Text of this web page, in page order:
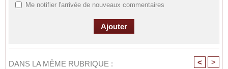
Me notifier l'arrivée de nouveaux commentaires
DANS LA MÊME RUBRIQUE : < >